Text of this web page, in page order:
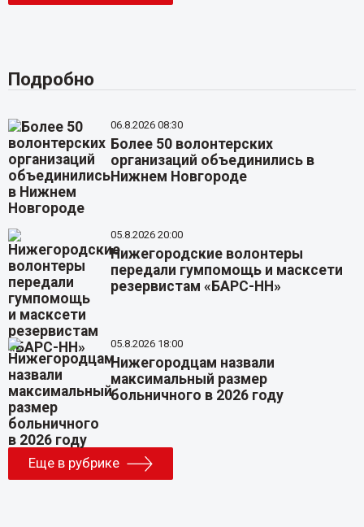
Подробно
06.8.2026 08:30
Более 50 волонтерских
организаций объединились в
Нижнем Новгороде
05.8.2026 20:00
Нижегородские волонтеры
передали гумпомощь и масксети
резервистам «БАРС-НН»
05.8.2026 18:00
Нижегородцам назвали
максимальный размер
больничного в 2026 году
Еще в рубрике